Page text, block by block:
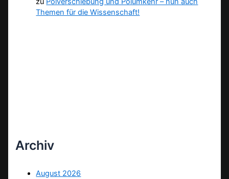
Themen für die Wissenschaft!
Archiv
August 2026